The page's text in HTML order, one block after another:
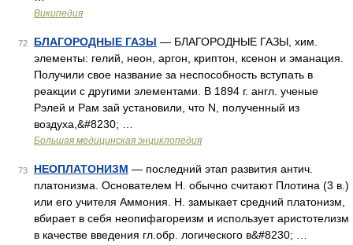
Википедия
72 БЛАГОРОДНЫЕ ГАЗЫ — БЛАГОРОДНЫЕ ГАЗЫ, хим.
элементы: гелий, неон, аргон, криптон, ксенон и эманация.
Получили свое название за неспособность вступать в
реакции с другими элементами. В 1894 г. англ. ученые
Рэлей и Рам зай установили, что N, полученный из
воздуха,&#8230; …
Большая медицинская энциклопедия
73 НЕОПЛАТОНИЗМ — последний этап развития антич.
платонизма. Основателем Н. обычно считают Плотина (3 в.)
или его учителя Аммония. Н. замыкает средний платонизм,
вбирает в себя неопифагореизм и использует аристотелизм
в качестве введения гл.обр. логического в&#8230; …